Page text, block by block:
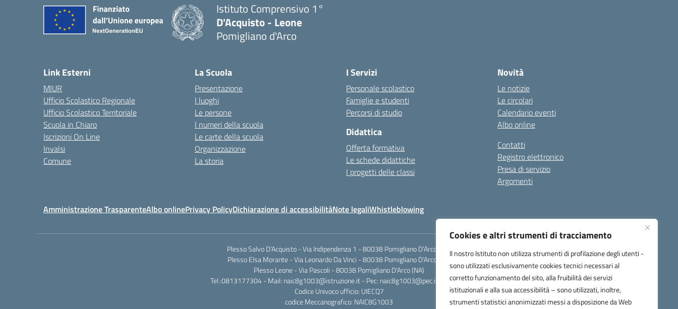
Cookies e altri strumenti di tracciamento
Il nostro Istituto non utilizza strumenti di profilazione degli utenti -
sono utilizzati esclusivamente cookies tecnici necessari al
corretto funzionamento del sito, alla fruibilità dei servizi
istituzionali e alla sua accessibilità – sono utilizzati, inoltre,
strumenti statistici anonimizzati messi a disposizione da Web
Istituto Comprensivo 1°
D'Acquisto - Leone
Pomigliano d'Arco
Link Esterni
MIUR
Ufficio Scolastico Regionale
Ufficio Scolastico Territoriale
Scuola in Chiaro
Iscrizioni On Line
Invalsi
Comune
La Scuola
Presentazione
I luoghi
Le persone
I numeri della scuola
Le carte della scuola
Organizzazione
La storia
I Servizi
Personale scolastico
Famiglie e studenti
Percorsi di studio
Didattica
Offerta formativa
Le schede didattiche
I progetti delle classi
Novità
Le notizie
Le circolari
Calendario eventi
Albo online
Contatti
Registro elettronico
Presa di servizio
Argomenti
Amministrazione TrasparenteAlbo onlinePrivacy PolicyDichiarazione di accessibilitàNote legaliWhistleblowing
Plesso Salvo D'Acquisto - Via Indipendenza 1 - 80038 Pomigliano D'Arco (NA)
Plesso Elsa Morante - Via Leonardo Da Vinci - 80038 Pomigliano D'Arco (NA)
Plesso Leone - Via Pascoli - 80038 Pomigliano D'Arco (NA)
Tel.:0813177304 - Mail: naic8g1003@istruzione.it - Pec: naic8g1003@pec.istruzione.it
Codice Univoco ufficio: UIECQ7
codice Meccanografico: NAIC8G1003